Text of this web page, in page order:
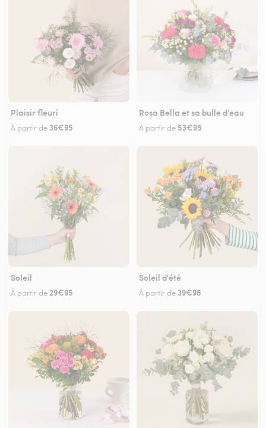
Plaisir fleuri
À partir de 36€95
Rosa Bella et sa bulle d'eau
À partir de 53€95
Soleil
À partir de 29€95
Soleil d'été
À partir de 39€95